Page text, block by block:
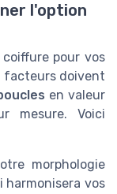
l'option
pour vos
facteurs doivent
en valeur
mesure. Voici
morphologie
vos